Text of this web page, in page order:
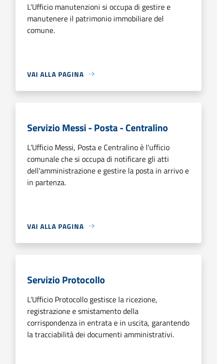
L'Ufficio manutenzioni si occupa di gestire e
manutenere il patrimonio immobiliare del
comune.
VAI ALLA PAGINA
Servizio Messi - Posta - Centralino
L'Ufficio Messi, Posta e Centralino è l'ufficio
comunale che si occupa di notificare gli atti
dell'amministrazione e gestire la posta in arrivo e
in partenza.
VAI ALLA PAGINA
Servizio Protocollo
L'Ufficio Protocollo gestisce la ricezione,
registrazione e smistamento della
corrispondenza in entrata e in uscita, garantendo
la tracciabilità dei documenti amministrativi.